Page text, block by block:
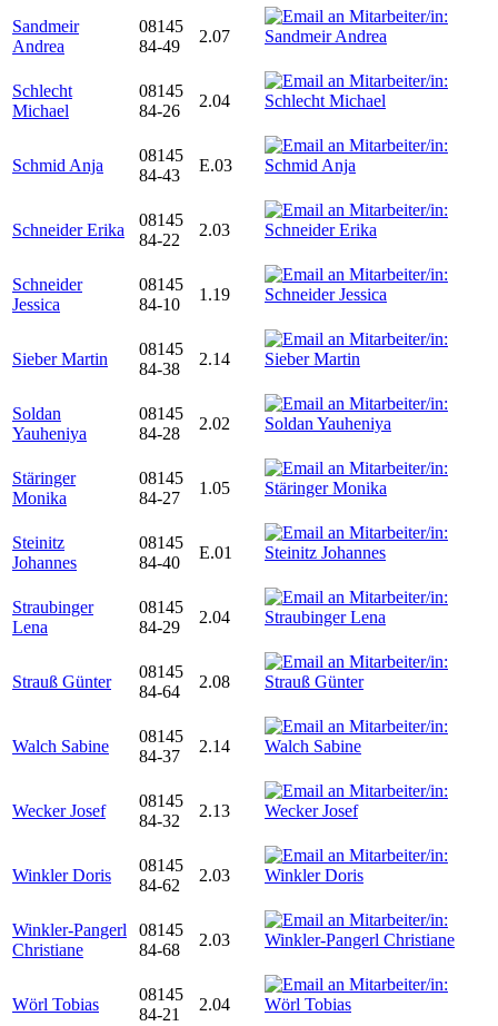
Sandmeir
Andrea
08145
84-49
2.07
Schlecht
Michael
08145
84-26
2.04
Schmid Anja
08145
84-43
E.03
Schneider Erika
08145
84-22
2.03
Schneider
Jessica
08145
84-10
1.19
Sieber Martin
08145
84-38
2.14
Soldan
Yauheniya
08145
84-28
2.02
Stäringer
Monika
08145
84-27
1.05
Steinitz
Johannes
08145
84-40
E.01
Straubinger
Lena
08145
84-29
2.04
Strauß Günter
08145
84-64
2.08
Walch Sabine
08145
84-37
2.14
Wecker Josef
08145
84-32
2.13
Winkler Doris
08145
84-62
2.03
Winkler-Pangerl
Christiane
08145
84-68
2.03
Wörl Tobias
08145
84-21
2.04